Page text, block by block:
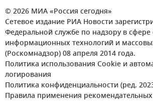
© 2026 МИА «Россия сегодня»
Сетевое издание РИА Новости
Федеральной службе по надзору в сфере
информационных технологий и
(Роскомнадзор) 08 апреля 2014 года.
Политика использования Cookie и
логирования
Политика конфиденциальности (ред.
Правила применения